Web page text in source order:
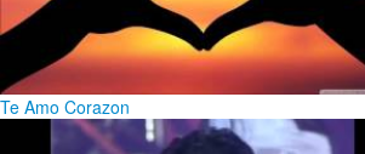
Te Amo Corazon